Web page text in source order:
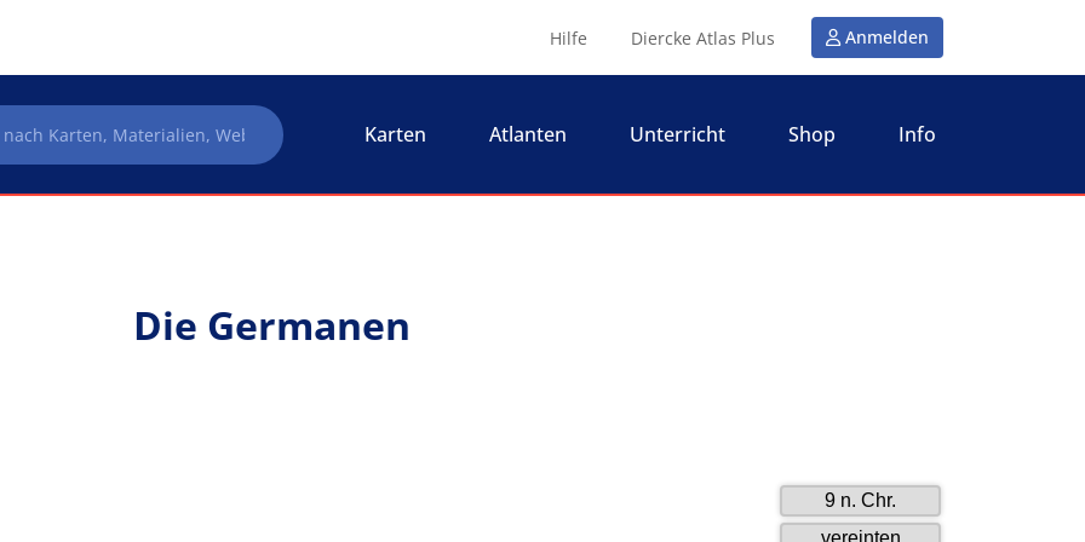
Hilfe Diercke Atlas Plus Anmelden
Karten Atlanten Unterricht Shop Info
Die Germanen